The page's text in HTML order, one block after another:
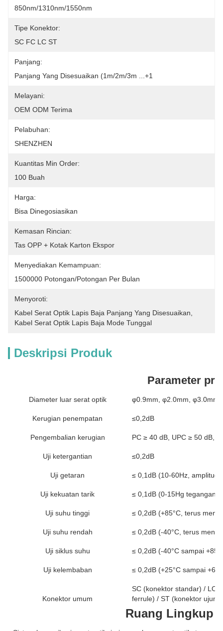
850nm/1310nm/1550nm
Tipe Konektor:
SC FC LC ST
Panjang:
Panjang Yang Disesuaikan (1m/2m/3m ...+1
Melayani:
OEM ODM Terima
Pelabuhan:
SHENZHEN
Kuantitas Min Order:
100 Buah
Harga:
Bisa Dinegosiasikan
Kemasan Rincian:
Tas OPP + Kotak Karton Ekspor
Menyediakan Kemampuan:
1500000 Potongan/potongan Per Bulan
Menyoroti:
Kabel Serat Optik Lapis Baja Panjang Yang Disesuaikan
Kabel Serat Optik Lapis Baja Mode Tunggal
Deskripsi Produk
Parameter
Diameter luar serat optik φ0.9mm, φ2.0mm, φ3.0mm
Kerugian penempatan ≤0,2dB
Pengembalian kerugian PC ≥ 40 dB, UPC ≥ 50 dB,
Uji ketergantian ≤0,2dB
Uji getaran ≤ 0,1dB (10-60Hz,
Uji kekuatan tarik ≤ 0,1dB (0-15Hg tegangan,
Uji suhu tinggi ≤ 0,2dB (+85°C, terus
Uji suhu rendah ≤ 0,2dB (-40°C, terus
Uji siklus suhu ≤ 0,2dB (-40°C sampai
Uji kelembaban ≤ 0,2dB (+25°C sampai
Konektor umum
SC (konektor standar) / LC
ferrule) / ST (konektor ujung
Ruang Lingkup